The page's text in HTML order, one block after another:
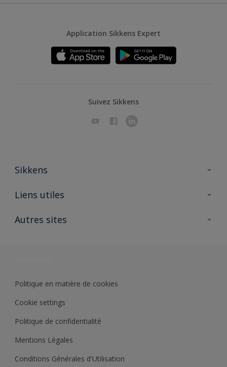
Application Sikkens Expert
Suivez Sikkens
Sikkens
A propos de Sikkens
Liens utiles
Ouvrir un magasin PASS
Autres sites
Politique en matière de cookies
Cookie settings
Politique de confidentialité
Mentions Légales
Conditions Générales d'Utilisation